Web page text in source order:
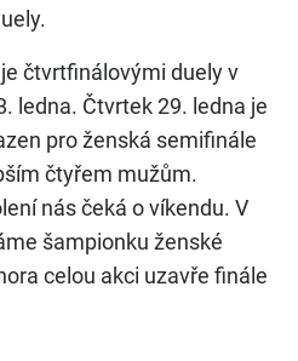
čtvrtfinálovými duely v
ledna. Čtvrtek 29. ledna je
pro ženská semifinále
čtyřem mužům.
nás čeká o víkendu. V
šampionku ženské
celou akci uzavře finále